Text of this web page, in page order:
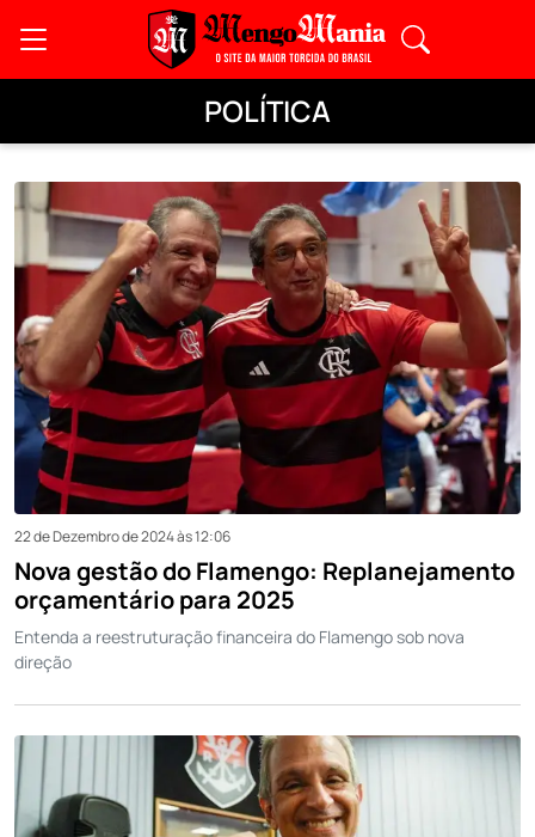
POLÍTICA
22 de Dezembro de 2024 às 12:06
Nova gestão do Flamengo: Replanejamento
orçamentário para 2025
Entenda a reestruturação financeira do Flamengo sob nova
direção